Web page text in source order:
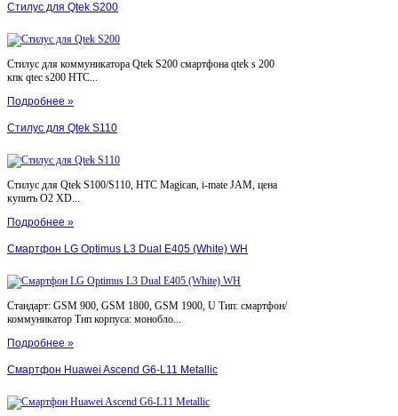
Стилус для Qtek S200
Стилус для коммуникатора Qtek S200 смартфона qtek s 200
кпк qtec s200 HTC...
Подробнее »
Стилус для Qtek S110
Стилус для Qtek S100/S110, HTC Magican, i-mate JAM, цена
купить O2 XD...
Подробнее »
Смартфон LG Optimus L3 Dual E405 (White) WH
Стандарт: GSM 900, GSM 1800, GSM 1900, U Тип: смартфон/
коммуникатор Тип корпуса: монобло...
Подробнее »
Смартфон Huawei Ascend G6-L11 Metallic